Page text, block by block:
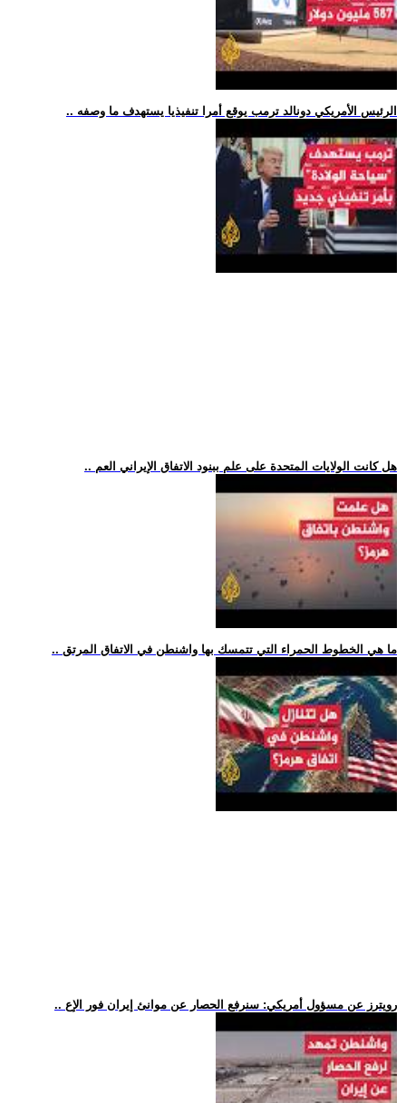
.. الرئيس الأمريكي دونالد ترمب يوقع أمرا تنفيذيا يستهدف ما وصفه
.. هل كانت الولايات المتحدة على علم ببنود الاتفاق الإيراني العم
.. ما هي الخطوط الحمراء التي تتمسك بها واشنطن في الاتفاق المرتق
.. رويترز عن مسؤول أمريكي: سنرفع الحصار عن موانئ إيران فور الإع